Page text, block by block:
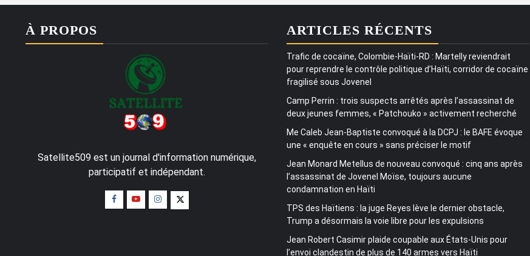
À PROPOS
Satellite509 est un journal d'information numérique,
participatif et indépendant.
ARTICLES RÉCENTS
Trafic de cocaïne, Colombie-Haïti-RD : Martelly reviendrait
pour reprendre le contrôle politique d’Haïti, corridor de cocaïne
fragilisé sous Jovenel
Camp Perrin : trois suspects arrêtés après l’assassinat de
deux jeunes femmes, « Patchouko » activement recherché
Me Caleb Jean-Baptiste convoqué à la DCPJ : le BAFE évoque
une « enquête en cours » sans préciser le motif
Jean Monard Metellus de nouveau convoqué : cinq ans après
l’assassinat de Jovenel Moïse, toujours aucune
condamnation en Haïti
TPS des Haïtiens : la juge Reyes lève le dernier obstacle,
Trump a désormais la voie libre pour les expulsions
Jean Robert Casimir plaide coupable aux États-Unis pour
l’envoi clandestin de plus de 140 armes vers Haïti